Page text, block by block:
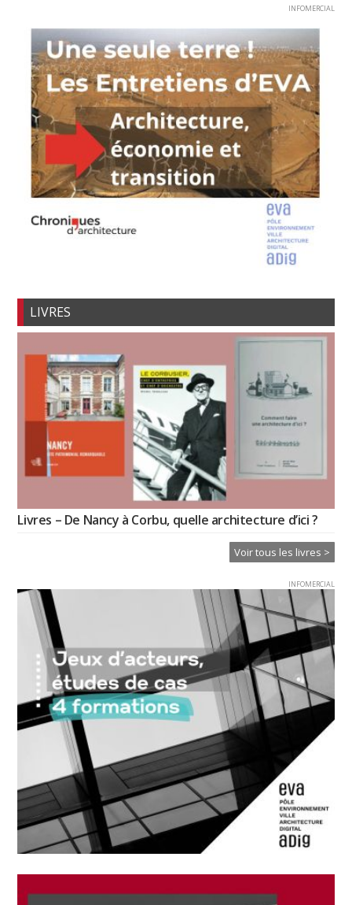
INFOMERCIAL
LIVRES
Livres – De Nancy à Corbu, quelle architecture d’ici ?
Voir tous les livres >
INFOMERCIAL